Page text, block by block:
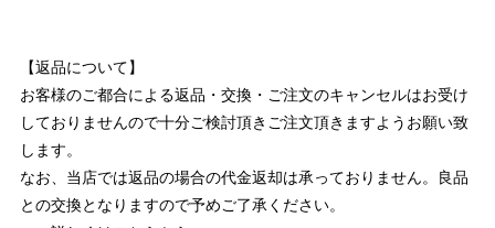
【返品について】
お客様のご都合による返品・交換・ご注文のキャンセルはお受け
しておりませんので十分ご検討頂きご注文頂きますようお願い致
します。
なお、当店では返品の場合の代金返却は承っておりません。良品
との交換となりますので予めご了承ください。